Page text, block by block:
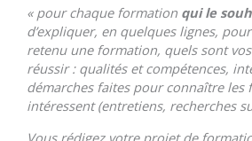
« pour chaque formation qui le
d’expliquer, en quelques lignes,
retenu une formation, quels sont
réussir : qualités et compétences,
démarches faites pour connaître les
intéressent (entretiens, recherches
Vous rédigez votre projet de